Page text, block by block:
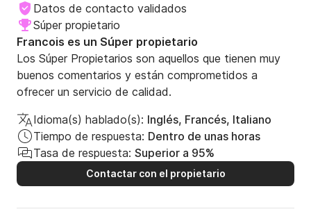
Datos de contacto validados
Súper propietario
Francois es un Súper propietario
Los Súper Propietarios son aquellos que tienen muy
buenos comentarios y están comprometidos a
ofrecer un servicio de calidad.
Idioma(s) hablado(s): Inglés, Francés, Italiano
Tiempo de respuesta: Dentro de unas horas
Tasa de respuesta: Superior a 95%
Contactar con el propietario